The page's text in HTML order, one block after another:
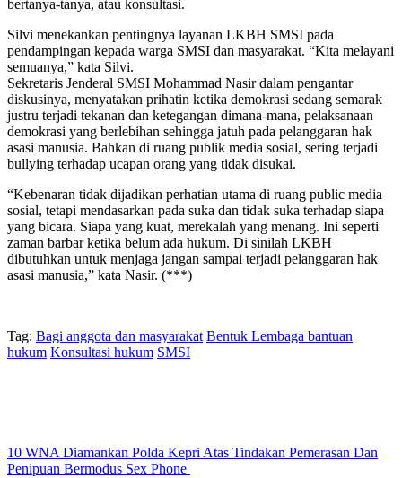
bertanya-tanya, atau konsultasi.
Silvi menekankan pentingnya layanan LKBH SMSI pada
pendampingan kepada warga SMSI dan masyarakat. “Kita melayani
semuanya,” kata Silvi.
Sekretaris Jenderal SMSI Mohammad Nasir dalam pengantar
diskusinya, menyatakan prihatin ketika demokrasi sedang semarak
justru terjadi tekanan dan ketegangan dimana-mana, pelaksanaan
demokrasi yang berlebihan sehingga jatuh pada pelanggaran hak
asasi manusia. Bahkan di ruang publik media sosial, sering terjadi
bullying terhadap ucapan orang yang tidak disukai.
“Kebenaran tidak dijadikan perhatian utama di ruang public media
sosial, tetapi mendasarkan pada suka dan tidak suka terhadap siapa
yang bicara. Siapa yang kuat, merekalah yang menang. Ini seperti
zaman barbar ketika belum ada hukum. Di sinilah LKBH
dibutuhkan untuk menjaga jangan sampai terjadi pelanggaran hak
asasi manusia,” kata Nasir. (***)
Tag: Bagi anggota dan masyarakat Bentuk Lembaga bantuan
hukum Konsultasi hukum SMSI
10 WNA Diamankan Polda Kepri Atas Tindakan Pemerasan Dan
Penipuan Bermodus Sex Phone